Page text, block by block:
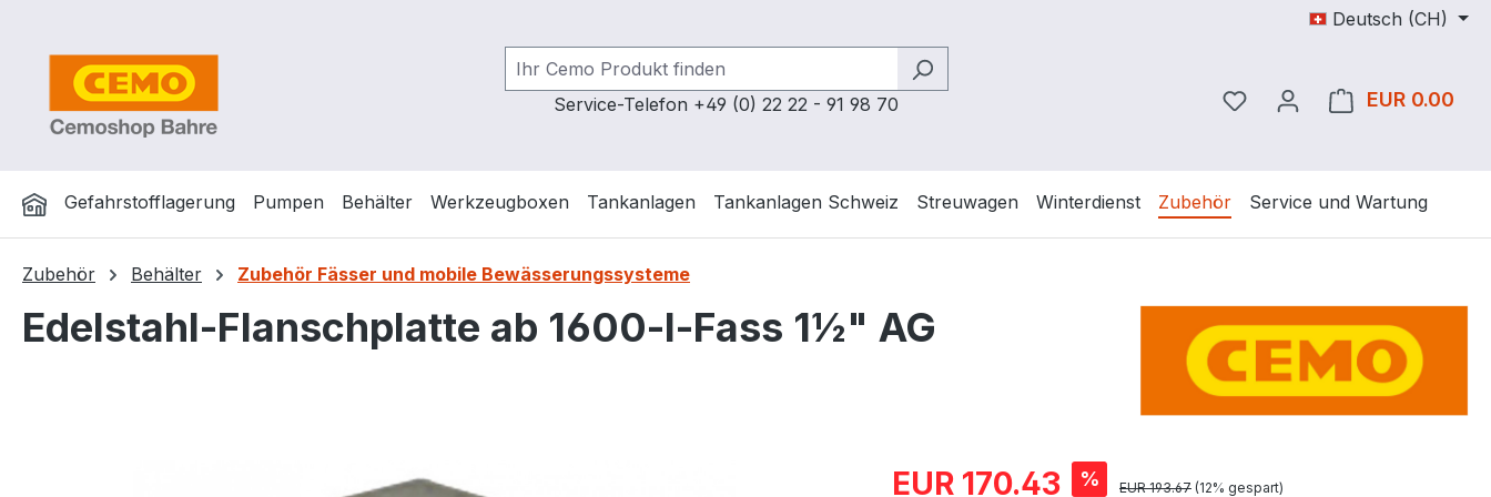
Deutsch (CH)
Service-Telefon +49 (0) 22 22 - 91 98 70 Du hast 0 Produkte auf
EUR 0.00
Gefahrstofflagerung Pumpen Behälter Werkzeugboxen Tankanlagen Tankanlagen Schweiz Streuwagen Winterdienst Zubehör Service und Wartung
Zubehör Behälter Zubehör Fässer und mobile Bewässerungssysteme
Edelstahl-Flanschplatte ab 1600-l-Fass 1½" AG
Verkaufspreis:
EUR 170.43 % Regulärer Preis:
EUR 193.67 (12% gespart)